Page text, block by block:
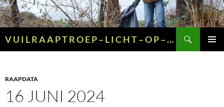
Ga
naar
de
inhoud
V U I L R A A P T R O E P – L I C H T – O P – G R O E N – E N – G E E L
RAAPDATA
16 JUNI 2024